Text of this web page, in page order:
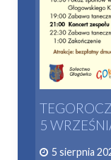
5
5 sierpnia